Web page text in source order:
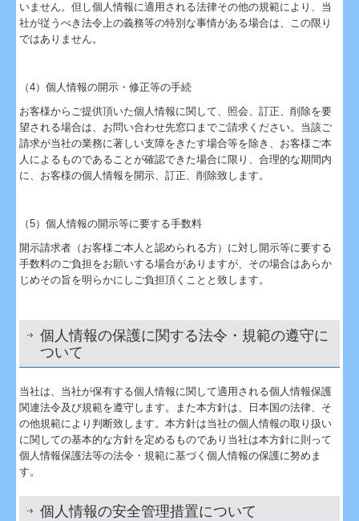
いません。但し個人情報に適用される法律その他の規範により、当
社が従うべき法令上の義務等の特別な事情がある場合は、この限り
ではありません。
（4）個人情報の開示・修正等の手続
お客様からご提供頂いた個人情報に関して、照会、訂正、削除を要
望される場合は、お問い合わせ先窓口までご請求ください。当該ご
請求が当社の業務に著しい支障をきたす場合等を除き、お客様ご本
人によるものであることが確認できた場合に限り、合理的な期間内
に、お客様の個人情報を開示、訂正、削除致します。
（5）個人情報の開示等に要する手数料
開示請求者（お客様ご本人と認められる方）に対し開示等に要する
手数料のご負担をお願いする場合がありますが、その場合はあらか
じめその旨を明らかにしご負担頂くことと致します。
個人情報の保護に関する法令・規範の遵守に
ついて
当社は、当社が保有する個人情報に関して適用される個人情報保護
関連法令及び規範を遵守します。また本方針は、日本国の法律、そ
の他規範により判断致します。本方針は当社の個人情報の取り扱い
に関しての基本的な方針を定めるものであり当社は本方針に則って
個人情報保護法等の法令・規範に基づく個人情報の保護に努めま
す。
個人情報の安全管理措置について